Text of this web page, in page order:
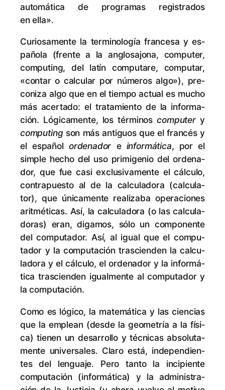
au­to­má­ti­ca de pro­gra­mas re­gis­tra­dos
en ella».
Cu­rio­sa­men­te la ter­mi­no­lo­gía fran­ce­sa y es­
pa­ño­la (fren­te a la an­glo­sa­jo­na, com­pu­ter,
com­pu­ting, del la­tín compu­tare, compu­tar,
«con­tar o cal­cu­lar por nú­me­ros al­go»), pre­
co­ni­za al­go que en el tiem­po ac­tual es mu­cho
más acer­ta­do: el tra­ta­mien­to de la in­for­ma­
ción. Ló­gi­ca­men­te, los tér­mi­noscom­pu­tery
com­pu­tingson más an­ti­guos que el fran­cés y
el es­pa­ñol or­de­na­dor e in­for­má­ti­ca, por el
sim­ple he­cho del uso pri­mi­ge­nio del or­de­na­
dor, que fue ca­si ex­clu­si­va­men­te el cálcu­lo,
con­tra­pues­to al de la cal­cu­la­do­ra (cal­cu­la­
tor), que úni­ca­men­te rea­li­za­ba ope­ra­cio­nes
arit­mé­ti­cas. Así, la cal­cu­la­do­ra (o las cal­cu­la­
do­ras) eran, di­ga­mos, só­lo un com­po­nen­te
del compu­tador. Así, al igual que el compu­
tador y la compu­tación tras­cien­den la cal­cu­
la­do­ra y el cálcu­lo, el or­de­na­dor y la in­for­má­
ti­ca tras­cien­den igual­men­te al compu­tador y
la computación.
Co­mo es ló­gi­co, la ma­te­má­ti­ca y las cien­cias
que la em­plean (des­de la geo­me­tría a la fí­si­
ca) tie­nen un de­sa­rro­llo y téc­ni­cas ab­so­lu­ta­
men­te uni­ver­sa­les. Cla­ro es­tá, in­de­pen­dien­
tes del len­gua­je. Pe­ro tan­to la in­ci­pien­te
compu­tación (in­for­má­ti­ca) y la ad­mi­nis­tra­